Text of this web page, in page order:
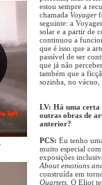
estou sempre a
chamada Voyager
seguinte: a
solar e a partir de
continuou a
que é isso que a
passível de ser
que já não
também que a
sozinha, no vácuo,
LV: Há uma certa
outras obras de
anterior?
PCS: Eu tenho
muito especial
exposições
About emotions
construída em
Quartets . O Eliot